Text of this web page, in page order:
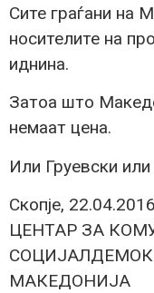
Сите граѓани на
носителите на
иднина.
Затоа што
немаат цена.
Или Груевски
Скопје, 22.04.2016
ЦЕНТАР ЗА
МАКЕДОНИЈА